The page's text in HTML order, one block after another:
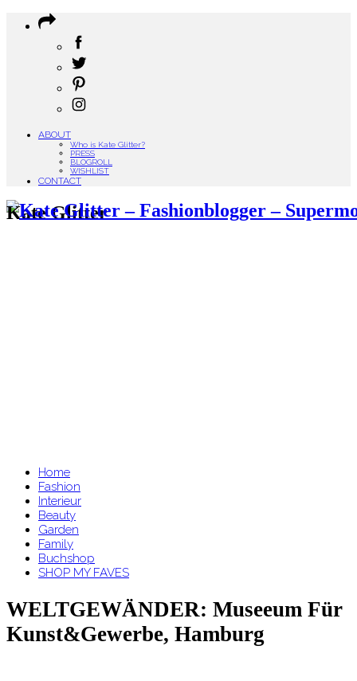
ABOUT
Who is Kate Glitter?
PRESS
BLOGROLL
WISHLIST
CONTACT
Kate Glitter
Home
Fashion
Interieur
Beauty
Garden
Family
Buchshop
SHOP MY FAVES
WELTGEWÄNDER: Museeum Für
Kunst&Gewerbe, Hamburg